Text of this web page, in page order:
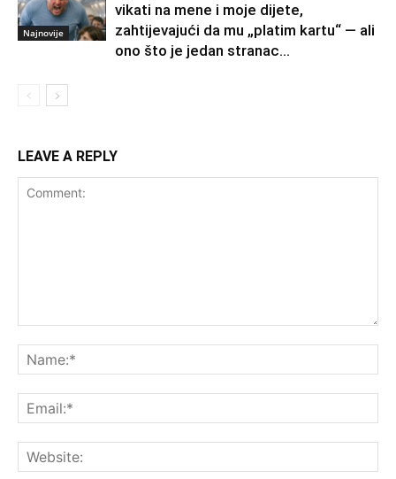
Najnovije
vikati na mene i moje dijete,
zahtijevajući da mu „platim kartu“ — ali
ono što je jedan stranac...
LEAVE A REPLY